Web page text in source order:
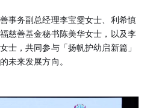
事务副总经理李宝雯女士、利希慎
慈善基金秘书陈美华女士，以及李
士，共同参与「扬帆护幼启新篇」
未来发展方向。